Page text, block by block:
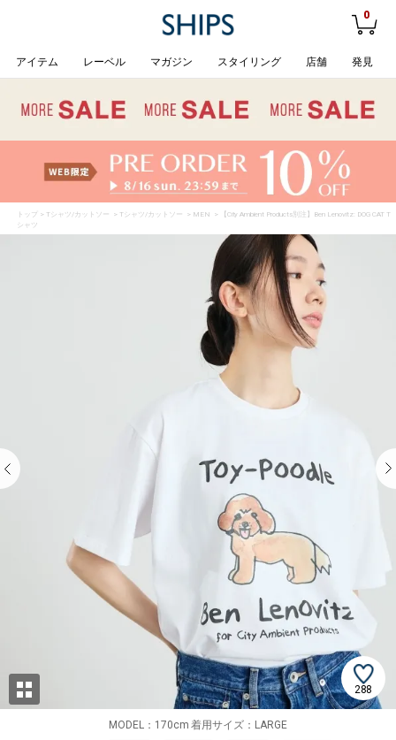
0
アイテム レーベル マガジン スタイリング 店舗 発見
トップ > Tシャツ/カットソー > Tシャツ/カットソー > MEN > 【City Ambient Products別注】Ben Lenovitz: DOG CAT T
シャツ
288
MODEL：170cm 着用サイズ：LARGE